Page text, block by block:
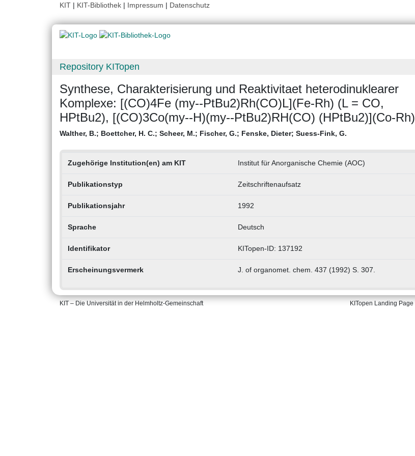
KIT | KIT-Bibliothek | Impressum | Datenschutz
Repository KITopen
Synthese, Charakterisierung und Reaktivitaet heterodinuklearer
Komplexe: [(CO)4Fe (my--PtBu2)Rh(CO)L](Fe-Rh) (L = CO,
HPtBu2), [(CO)3Co(my--H)(my--PtBu2)RH(CO) (HPtBu2)](Co-Rh)
Walther, B.; Boettcher, H. C.; Scheer, M.; Fischer, G.; Fenske, Dieter; Suess-Fink, G.
Zugehörige Institution(en) am KIT Institut für Anorganische Chemie (AOC)
Publikationstyp Zeitschriftenaufsatz
Publikationsjahr 1992
Sprache Deutsch
Identifikator KITopen-ID: 137192
Erscheinungsvermerk J. of organomet. chem. 437 (1992) S. 307.
KIT – Die Universität in der Helmholtz-Gemeinschaft KITopen Landing Page